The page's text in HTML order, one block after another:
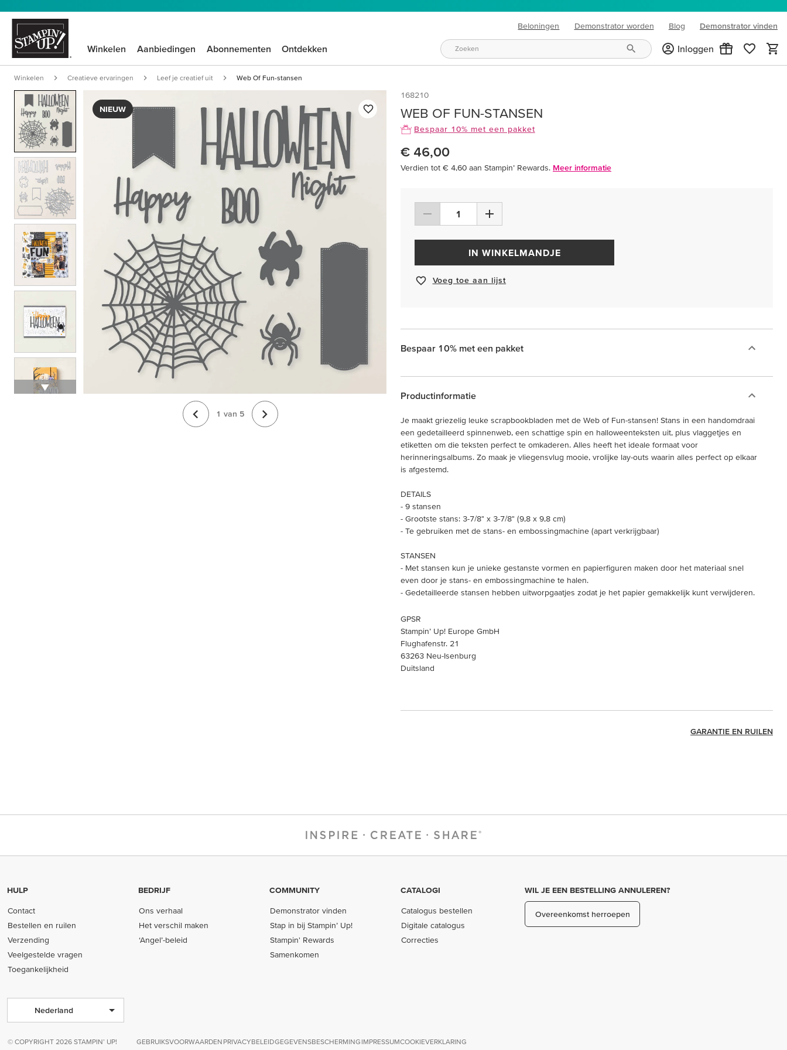
Beloningen Demonstrator worden Blog
(opens in new tab)
Demonstrator vinden
Winkelen Aanbiedingen Abonnementen Ontdekken Inloggen
Winkelen Creatieve ervaringen Leef je creatief uit Web Of Fun-stansen
NIEUW
1 van 5
168210
WEB OF FUN-STANSEN
Bespaar 10% met een pakket
€ 46,00
Verdien tot € 4,60 aan Stampin’ Rewards. Meer informatie
IN WINKELMANDJE
Voeg toe aan lijst
Bespaar 10% met een pakket
Productinformatie
Je maakt griezelig leuke scrapbookbladen met de Web of Fun-stansen! Stans in een handomdraai
een gedetailleerd spinnenweb, een schattige spin en halloweenteksten uit, plus vlaggetjes en
etiketten om die teksten perfect te omkaderen. Alles heeft het ideale formaat voor
herinneringsalbums. Zo maak je vliegensvlug mooie, vrolijke lay-outs waarin alles perfect op elkaar
is afgestemd.
DETAILS
- 9 stansen
- Grootste stans: 3-7/8" x 3-7/8" (9,8 x 9,8 cm)
- Te gebruiken met de stans- en embossingmachine (apart verkrijgbaar)
STANSEN
- Met stansen kun je unieke gestanste vormen en papierfiguren maken door het materiaal snel
even door je stans- en embossingmachine te halen.
- Gedetailleerde stansen hebben uitworpgaatjes zodat je het papier gemakkelijk kunt verwijderen.
GPSR
Stampin’ Up! Europe GmbH
Flughafenstr. 21
63263 Neu-Isenburg
Duitsland
GARANTIE EN RUILEN
HULP
Contact
Bestellen en ruilen
Verzending
Veelgestelde vragen
Toegankelijkheid
BEDRIJF
Ons verhaal
Het verschil maken
‘Angel’-beleid
COMMUNITY
Demonstrator vinden
Stap in bij Stampin’ Up!
Stampin' Rewards
Samenkomen
CATALOGI
Catalogus bestellen
Digitale catalogus
Correcties
WIL JE EEN BESTELLING ANNULEREN?
Overeenkomst herroepen
Nederland
© COPYRIGHT 2026 STAMPIN’ UP! GEBRUIKSVOORWAARDEN PRIVACYBELEIDGEGEVENSBESCHERMING IMPRESSUMCOOKIEVERKLARING